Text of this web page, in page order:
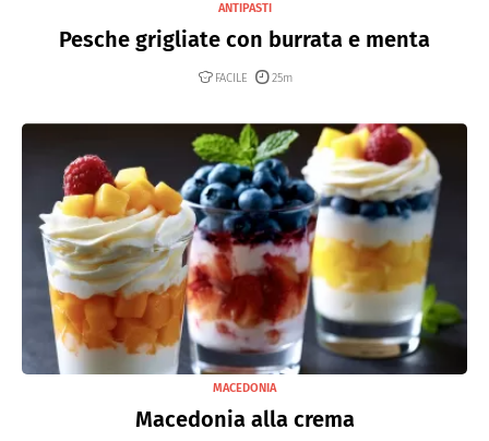
ANTIPASTI
Pesche grigliate con burrata e menta
FACILE 25m
MACEDONIA
Macedonia alla crema